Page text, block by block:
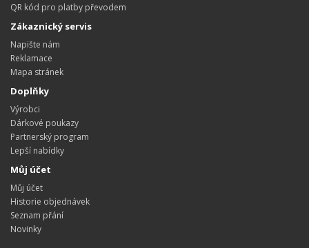
QR kód pro platby převodem
Zákaznický servis
Napište nám
Reklamace
Mapa stránek
Doplňky
Výrobci
Dárkové poukazy
Partnerský program
Lepší nabídky
Můj účet
Můj účet
Historie objednávek
Seznam přání
Novinky